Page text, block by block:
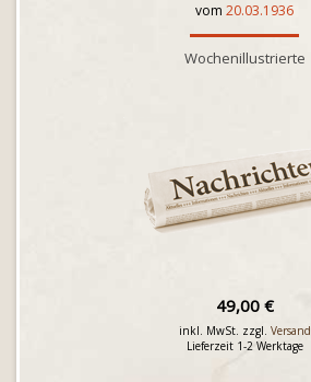
vom 20.03.1936
Wochenillustrierte
49,00 €
inkl. MwSt. zzgl. Versand
Lieferzeit 1-2 Werktage